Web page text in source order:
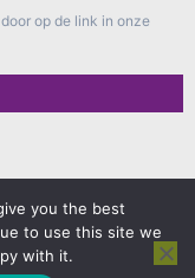
op de link in onze
you the best
to use this site we
with it.